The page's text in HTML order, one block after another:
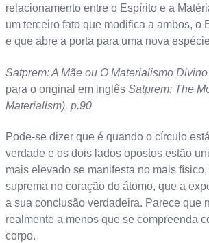
relacionamento entre o Espírito e a
um terceiro fato que modifica a ambos, o
e que abre a porta para uma nova
Satprem: A Mãe ou O Materialismo
para o original em inglês Satprem: The
Materialism), p.90
Pode-se dizer que é quando o círculo
verdade e os dois lados opostos estão
mais elevado se manifesta no mais
suprema no coração do átomo, que a
a sua conclusão verdadeira. Parece que
realmente a menos que se compreenda
corpo.